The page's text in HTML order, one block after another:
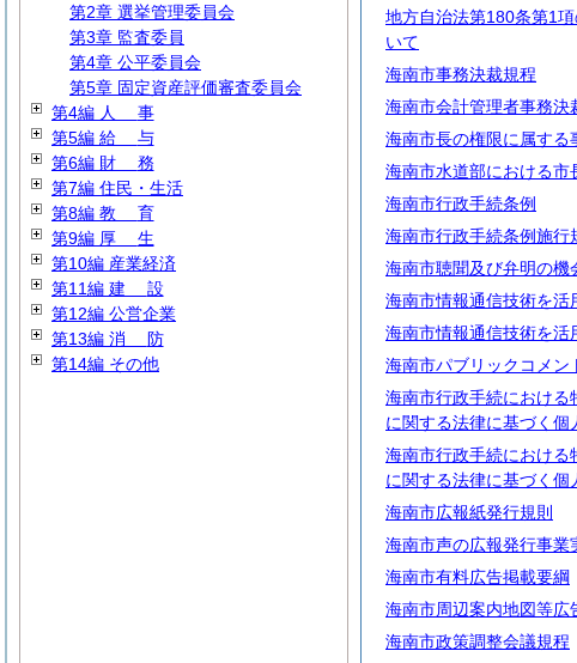
地方自治法第180条第1
いて
海南市事務決裁規程
海南市会計管理者事務決
海南市長の権限に属する
海南市水道部における市
海南市行政手続条例
海南市行政手続条例施行
海南市聴聞及び弁明の機
海南市情報通信技術を活
海南市情報通信技術を活
海南市パブリックコメン
海南市行政手続におけ
に関する法律に基づく個
海南市行政手続におけ
に関する法律に基づく個
海南市広報紙発行規則
海南市声の広報発行事業
海南市有料広告掲載要綱
海南市周辺案内地図等広
海南市政策調整会議規程
第2章 選挙管理委員会
第3章 監査委員
第4章 公平委員会
第5章 固定資産評価審査委員会
第4編 人 事
第5編 給 与
第6編 財 務
第7編 住民・生活
第8編 教 育
第9編 厚 生
第10編 産業経済
第11編 建 設
第12編 公営企業
第13編 消 防
第14編 その他